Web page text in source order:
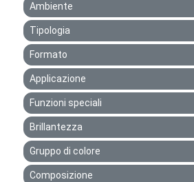
Ambiente
Tipologia
Formato
Applicazione
Funzioni speciali
Brillantezza
Gruppo di colore
Composizione